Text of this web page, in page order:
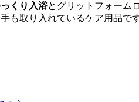
くり入浴とグリットフォーム
も取り入れているケア用品で